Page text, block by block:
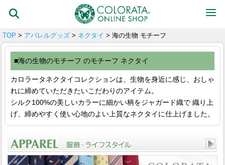
TOP > アパレルグッズ > ネクタイ > 海の生物 モチーフ
■海の生物のモチーフ のモチーフ ネクタイ
カロラータネクタイコレクションは、生物を身近に感じ、おしゃ
れに締めていただきたいこだわりのアイテム。
シルク100%の美しいカラーに細かい柄をジャガード織で 織り上
げ、締めやすく使い心地のよい上質なネクタイに仕上げました。